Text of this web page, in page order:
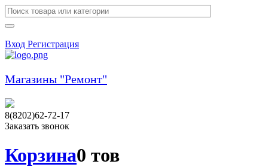
Вход Регистрация
Магазины "Ремонт"
8(8202)62-72-17
Заказать звонок
Корзина0 тов